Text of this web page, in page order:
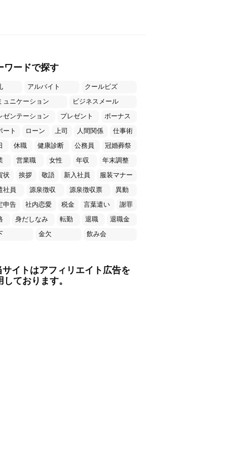
ワードで探す
アルバイト
クールビズ
ュニケーション
ビジネスメール
ゼンテーション
プレゼント
ボーナス
ート
ローン 上司 人間関係
仕事術
休職 健康診断 公務員
冠婚葬祭
営業職 女性 年収
年末調整
状
挨拶 敬語 新入社員
服装マナー
社員
源泉徴収 源泉徴収票
異動
申告
社内恋愛 税金 言葉遣い
謝罪
身だしなみ 転勤 退職
退職金
金欠 飲み会
イトはアフィリエイト広告を
しております。